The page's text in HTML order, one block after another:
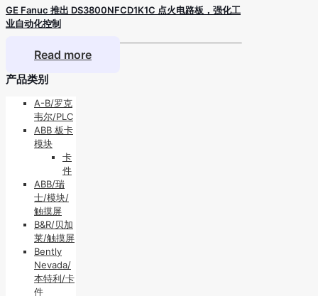
GE Fanuc 推出 DS3800NFCD1K1C 点火电路板，强化工
业自动化控制
Read more
产品类别
A-B/罗克
韦尔/PLC
ABB 板卡
模块
卡
件
ABB/瑞
士/模块/
触摸屏
B&R/贝加
莱/触摸屏
Bently
Nevada/
本特利/卡
件